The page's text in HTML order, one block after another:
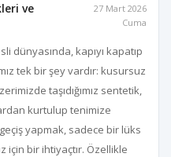
ve
27 Mart 2026
Cuma
dünyasında, kapıyı kapatıp
tek bir şey vardır: kusursuz
taşıdığımız sentetik,
kurtulup tenimize
yapmak, sadece bir lüks
için bir ihtiyaçtır. Özellikle